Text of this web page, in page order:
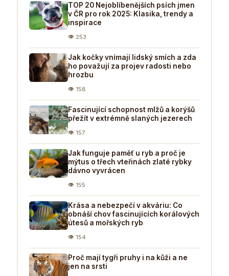
TOP 20 Nejoblíbenějších psích jmen
v ČR pro rok 2025: Klasika, trendy a
inspirace
👁 253
Jak kočky vnímají lidský smích a zda
ho považují za projev radosti nebo
hrozbu
👁 158
Fascinující schopnost mlžů a korýšů
přežít v extrémně slaných jezerech
👁 157
Jak funguje paměť u ryb a proč je
mýtus o třech vteřinách zlaté rybky
dávno vyvrácen
👁 155
Krása a nebezpečí v akváriu: Co
obnáší chov fascinujících korálových
útesů a mořských ryb
👁 154
Proč mají tygři pruhy i na kůži a ne
jen na srsti